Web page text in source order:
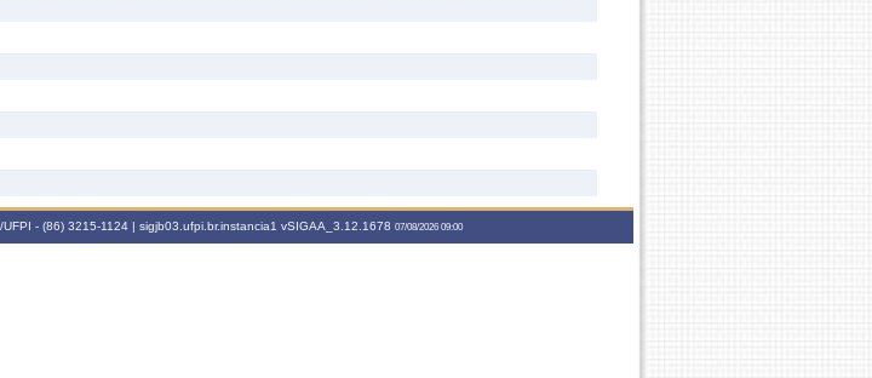
- (86) 3215-1124 | sigjb03.ufpi.br.instancia1 vSIGAA_3.12.1678 07/08/2026 09:00